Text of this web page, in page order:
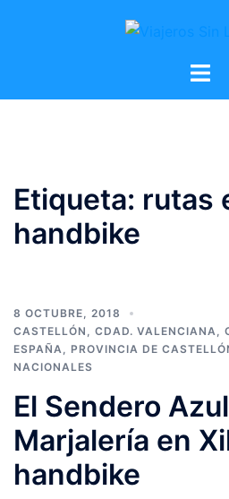
Etiqueta: rutas
handbike
8 OCTUBRE, 2018
CASTELLÓN
CDAD. VALENCIANA
ESPAÑA
PROVINCIA DE
NACIONALES
El Sendero
Marjalería en
handbike